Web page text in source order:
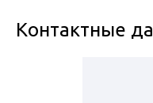
Контактные